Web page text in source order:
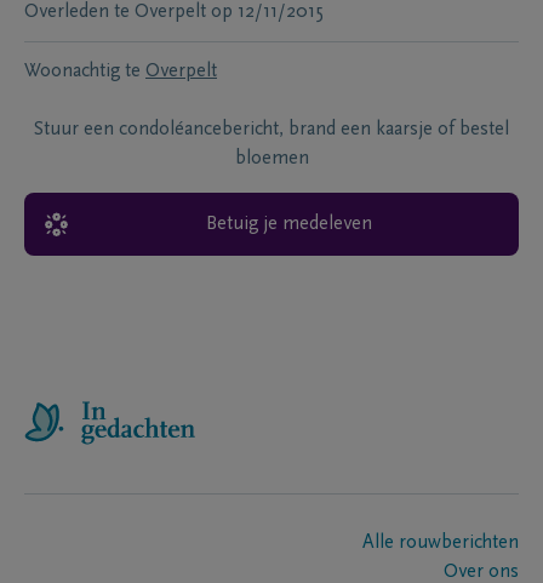
Overleden te Overpelt op 12/11/2015
Woonachtig te Overpelt
Stuur een condoléancebericht, brand een kaarsje of bestel
bloemen
Betuig je medeleven
Alle rouwberichten
Over ons